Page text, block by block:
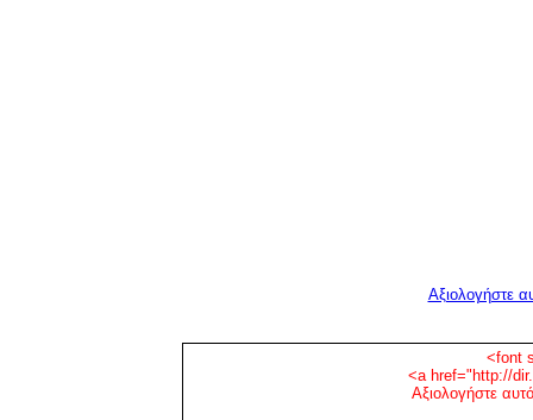
Αξιολογήστε
<font
<a href="http://
Αξιολογήστε